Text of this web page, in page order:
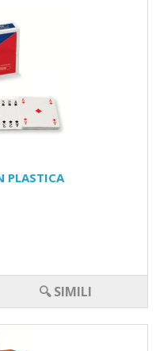
PLASTICA
🔍 SIMILI